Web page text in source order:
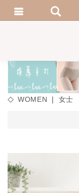
WOMEN ❘ 女士